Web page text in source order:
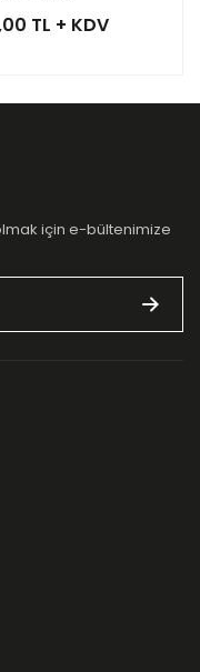
TL + KDV
için e-bültenimize